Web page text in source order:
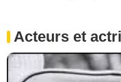
Acteurs et